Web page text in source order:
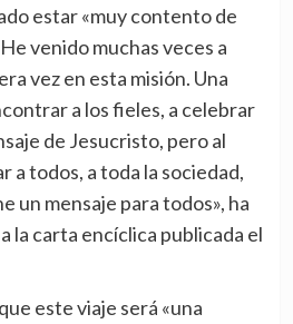
estar «muy contento de
venido muchas veces a
vez en esta misión. Una
a los fieles, a celebrar
de Jesucristo, pero al
a todos, a toda la sociedad,
un mensaje para todos», ha
la carta encíclica publicada el